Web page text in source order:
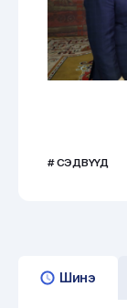
# СЭДВҮҮД
Шинэ